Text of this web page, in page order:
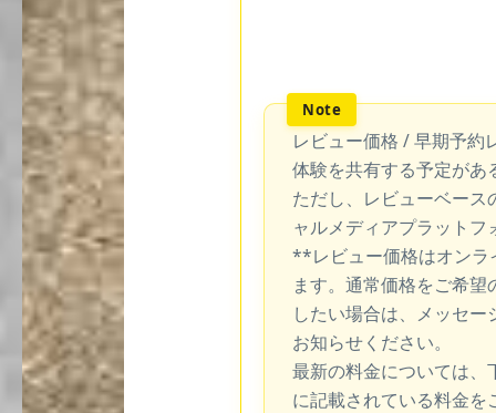
レビュー価格 / 早期予約
体験を共有する予定があ
ただし、レビューベー
ャルメディアプラット
**レビュー価格はオンラ
ます。通常価格をご希
したい場合は、メッセ
お知らせください。
最新の料金については、
に記載されている料金を